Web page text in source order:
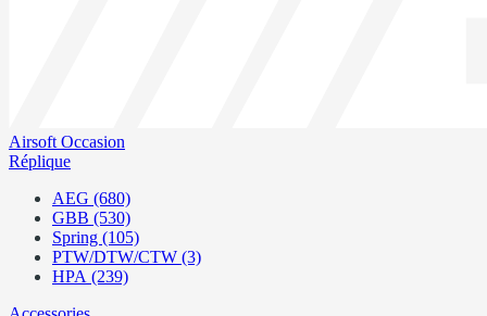
Airsoft Occasion
Réplique
AEG (680)
GBB (530)
Spring (105)
PTW/DTW/CTW (3)
HPA (239)